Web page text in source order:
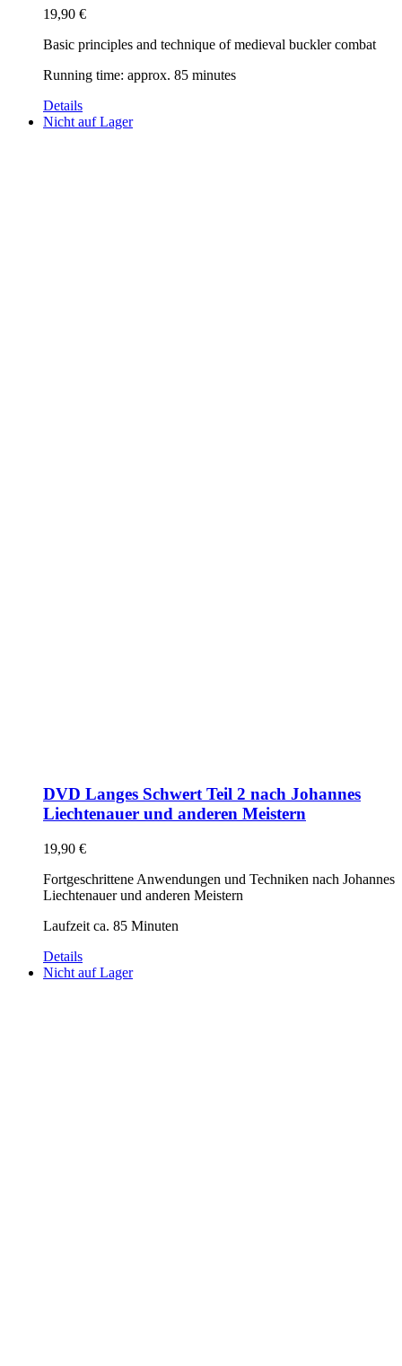
19,90 €
Basic principles and technique of medieval buckler combat
Running time: approx. 85 minutes
Details
Nicht auf Lager
DVD Langes Schwert Teil 2 nach Johannes
Liechtenauer und anderen Meistern
19,90 €
Fortgeschrittene Anwendungen und Techniken nach Johannes
Liechtenauer und anderen Meistern
Laufzeit ca. 85 Minuten
Details
Nicht auf Lager